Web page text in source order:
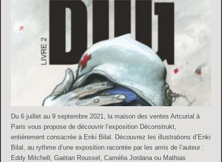
Du 6 juillet au 9 septembre 2021, la maison des ventes Artcurial à
Paris vous propose de découvrir l’exposition Déconstrukt,
entièrement consacrée à Enki Bilal. Découvrez les illustrations d’Enki
Bilal, au rythme d’une exposition racontée par les amis de l’auteur :
Eddy Mitchell, Gaëtan Roussel, Camélia Jordana ou Mathias